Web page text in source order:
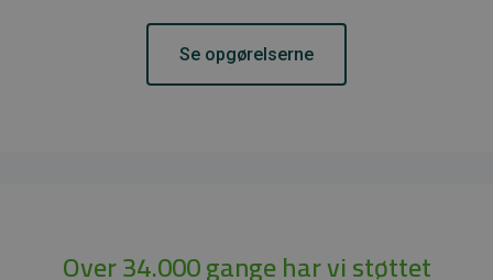
Se opgørelserne
Over 34.000 gange har vi støttet